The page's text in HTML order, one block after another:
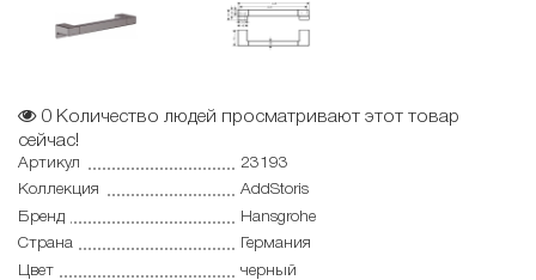
0 Количество людей просматривают этот товар
сейчас!
Артикул
23193
Коллекция
AddStoris
Бренд
Hansgrohe
Страна
Германия
Цвет
черный